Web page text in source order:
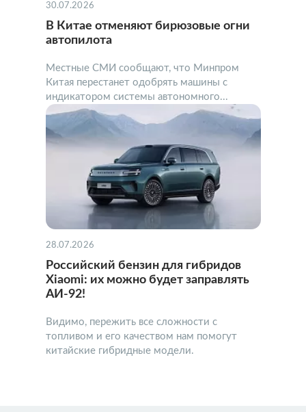
30.07.2026
В Китае отменяют бирюзовые огни
автопилота
Местные СМИ сообщают, что Минпром
Китая перестанет одобрять машины с
индикатором системы автономного...
28.07.2026
Российский бензин для гибридов
Xiaomi: их можно будет заправлять
АИ-92!
Видимо, пережить все сложности с
топливом и его качеством нам помогут
китайские гибридные модели.